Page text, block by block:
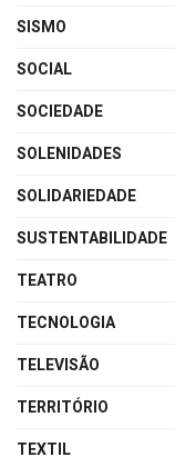
SISMO
SOCIAL
SOCIEDADE
SOLENIDADES
SOLIDARIEDADE
SUSTENTABILIDADE
TEATRO
TECNOLOGIA
TELEVISÃO
TERRITÓRIO
TEXTIL